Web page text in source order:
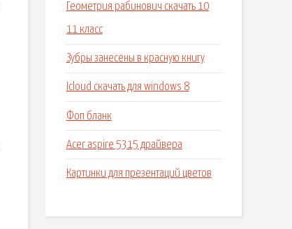
Геометрия рабинович скачать 10
11 класс
Зубры занесены в красную книгу
Icloud скачать для windows 8
Фоп бланк
Acer aspire 5315 драйвера
Картинки для презентаций цветов